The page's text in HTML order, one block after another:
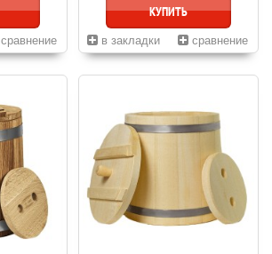
сравнение
КУПИТЬ
в закладки сравнение